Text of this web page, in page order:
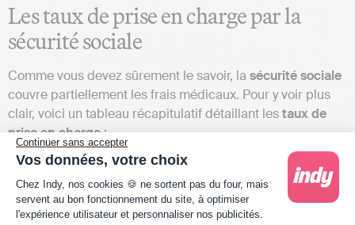
Continuer sans accepter
Vos données, votre choix
Plateforme de Gestion du Consentement :
Chez Indy, nos cookies 🍪 ne sortent pas du four, mais
servent au bon fonctionnement du site, à optimiser
l'expérience utilisateur et personnaliser nos publicités.
Les taux de prise en charge par la
sécurité sociale
Comme vous devez sûrement le savoir, la sécurité sociale
couvre partiellement les frais médicaux. Pour y voir plus
clair, voici un tableau récapitulatif détaillant lestaux de
prise en charge:
Taux de prise
en charge